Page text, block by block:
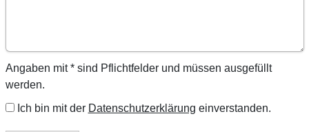
Angaben mit * sind Pflichtfelder und müssen ausgefüllt
werden.
Ich bin mit der Datenschutzerklärung einverstanden.